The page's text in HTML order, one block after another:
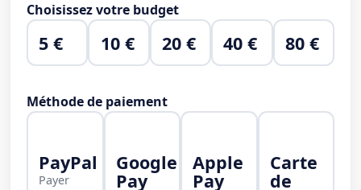
Choisissez votre budget
5 € 10 € 20 € 40 € 80 €
Méthode de paiement
PayPal
Payer
Google
Pay
Apple
Pay
Carte
de